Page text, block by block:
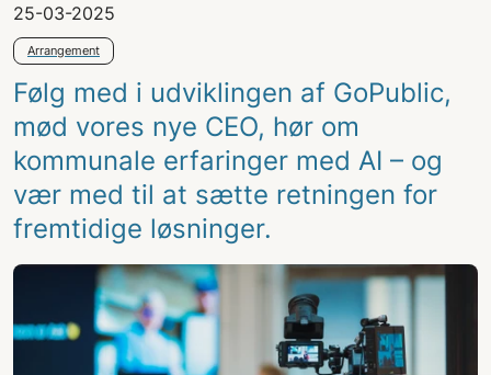
25-03-2025
Arrangement
Følg med i udviklingen af GoPublic,
mød vores nye CEO, hør om
kommunale erfaringer med AI – og
vær med til at sætte retningen for
fremtidige løsninger.